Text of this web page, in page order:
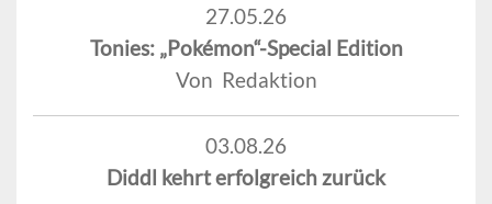
27.05.26
Tonies: „Pokémon“-Special Edition
Von Redaktion
03.08.26
Diddl kehrt erfolgreich zurück